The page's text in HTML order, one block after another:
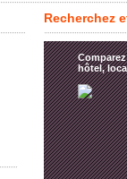
Recherchez
hôtel,